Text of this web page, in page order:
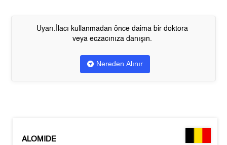
Uyarı.İlacı kullanmadan önce daima bir doktora
veya eczacınıza danışın.
Nereden Alınır
ALOMIDE